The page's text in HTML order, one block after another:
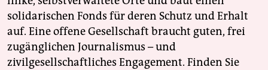
solidarischen Fonds für deren Schutz und Erhalt
auf. Eine offene Gesellschaft braucht guten, frei
zugänglichen Journalismus – und
zivilgesellschaftliches Engagement. Finden Sie